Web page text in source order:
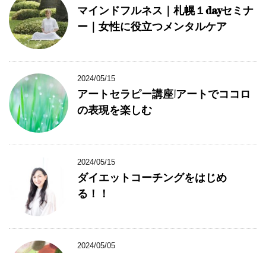
マインドフルネス｜札幌１dayセミナ
ー｜女性に役立つメンタルケア
2024/05/15
アートセラピー講座|アートでココロ
の表現を楽しむ
2024/05/15
ダイエットコーチングをはじめ
る！！
2024/05/05